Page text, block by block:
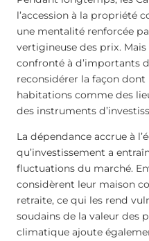
l’accession à la propriété
une mentalité renforcée
vertigineuse des prix.
confronté à d’importants
reconsidérer la façon dont
habitations comme des
des instruments
La dépendance accrue à
qu’investissement a
fluctuations du marché.
considèrent leur maison
retraite, ce qui les rend
soudains de la valeur des
climatique ajoute